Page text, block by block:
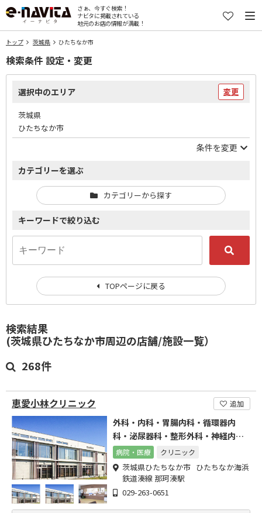
さぁ、今すぐ検索！
ナビタに掲載されている
地元のお店の情報が満載！
トップ 茨城県 ひたちなか市
検索結果
(茨城県ひたちなか市周辺の店舗/施設一覧）
268件
恵愛小林クリニック 追加
外科・内科・胃腸内科・循環器内
科・泌尿器科・整形外科・神経内
科・皮膚科・放射線科
病院・医療 クリニック
茨城県ひたちなか市 ひたちなか海浜
鉄道湊線 那珂湊駅
029-263-0651
検索条件 設定・変更
選択中のエリア 変更
茨城県
ひたちなか市
条件を変更
カテゴリーを選ぶ
カテゴリーから探す
キーワードで絞り込む
TOPページに戻る